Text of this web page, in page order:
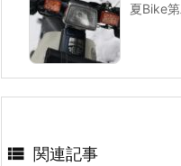
夏Bike
 関連記事